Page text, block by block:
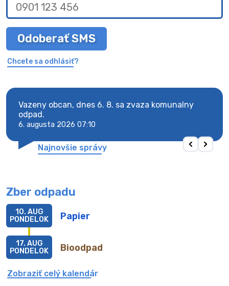
Odoberať SMS
Chcete sa odhlásiť?
Vazeny obcan, dnes 6. 8. sa zvaza komunalny
odpad.
6. augusta 2026 07:10
Najnovšie správy
Zber odpadu
Papier
10. AUG
PONDELOK
Bioodpad
17. AUG
PONDELOK
Zobraziť celý kalendár